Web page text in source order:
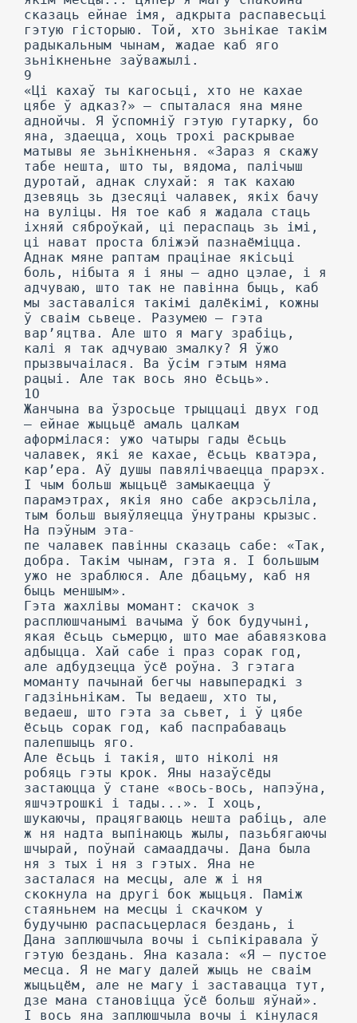
сказаць ейнае імя, адкрыта распавесьці
гэтую гісторыю. Той, хто зьнікае такім
радыкальным чынам, жадае каб яго
зьнікненьне заўважылі.
9
«Ці кахаў ты кагосьці, хто не кахае
цябе ў адказ?» — спыталася яна мяне
аднойчы. Я ўспомніў гэтую гутарку, бо
яна, здаецца, хоць трохі раскрывае
матывы яе зьнікненьня. «Зараз я скажу
табе нешта, што ты, вядома, палічыш
дуротай, аднак слухай: я так кахаю
дзевяць зь дзесяці чалавек, якіх бачу
на вуліцы. Ня тое каб я жадала стаць
іхняй сяброўкай, ці пераспаць зь імі,
ці нават проста бліжэй пазнаёміцца.
Аднак мяне раптам працінае якісьці
боль, нібыта я і яны — адно цэлае, і я
адчуваю, што так не павінна быць, каб
мы заставаліся такімі далёкімі, кожны
ў сваім сьвеце. Разумею — гэта
вар’яцтва. Але што я магу зрабіць,
калі я так адчуваю змалку? Я ўжо
прызвычаілася. Ва ўсім гэтым няма
рацыі. Але так вось яно ёсьць».
1О
Жанчына ва ўзросьце трыццаці двух год
— ейнае жыцьцё амаль цалкам
аформілася: ужо чатыры гады ёсьць
чалавек, які яе кахае, ёсьць кватэра,
кар’ера. Аў душы павялічваецца прарэх.
I чым больш жыцьцё замыкаецца ў
парамэтрах, якія яно сабе акрэсьліла,
тым больш выяўляецца ўнутраны крызыс.
На пэўным эта-
пе чалавек павінны сказаць сабе: «Так,
добра. Такім чынам, гэта я. I большым
ужо не зраблюся. Але дбацьму, каб ня
быць меншым».
Гэта жахлівы момант: скачок з
расплюшчанымі вачыма ў бок будучыні,
якая ёсьць сьмерцю, што мае абавязкова
адбыцца. Хай сабе і праз сорак год,
але адбудзецца ўсё роўна. 3 гэтага
моманту пачынай бегчы навыперадкі з
гадзіньнікам. Ты ведаеш, хто ты,
ведаеш, што гэта за сьвет, і ў цябе
ёсьць сорак год, каб паспрабаваць
палепшыць яго.
Але ёсьць і такія, што ніколі ня
робяць гэты крок. Яны назаўсёды
застаюцца ў стане «вось-вось, напэўна,
яшчэтрошкі і тады...». I хоць,
шукаючы, працягваюць нешта рабіць, але
ж ня надта выпінаюць жылы, пазьбягаючы
шчырай, поўнай самааддачы. Дана была
ня з тых і ня з гэтых. Яна не
засталася на месцы, але ж і ня
скокнула на другі бок жыцьця. Паміж
стаяньнем на месцы і скачком у
будучыню распасьцерлася бездань, і
Дана заплюшчыла вочы і сьпікіравала ў
гэтую бездань. Яна казала: «Я — пустое
месца. Я не магу далей жыць не сваім
жыцьцём, але не магу і заставацца тут,
дзе мана становіцца ўсё больш яўнай».
I вось яна заплюшчыла вочы і кінулася